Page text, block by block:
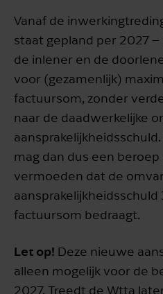
Vanaf de
staat gepland per 2027
de inlener en de
voor (gezamenlijk)
factuursom, zonder
naar de daadwerkelijke
mag dan dus een
vermoeden dat de
aansprakelijkheidsschuld
factuursom bedraagt.
Let op! Deze nieuwe
alleen mogelijk voor de
2027. Treedt de Wtta